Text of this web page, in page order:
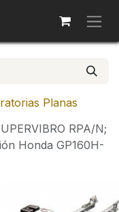
Planas
RPA/N;
Honda GP160H-